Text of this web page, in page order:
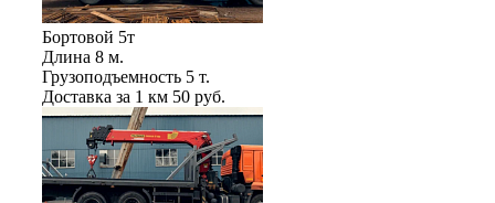
Бортовой 5т
Длина 8 м.
Грузоподъемность 5 т.
Доставка за 1 км 50 руб.